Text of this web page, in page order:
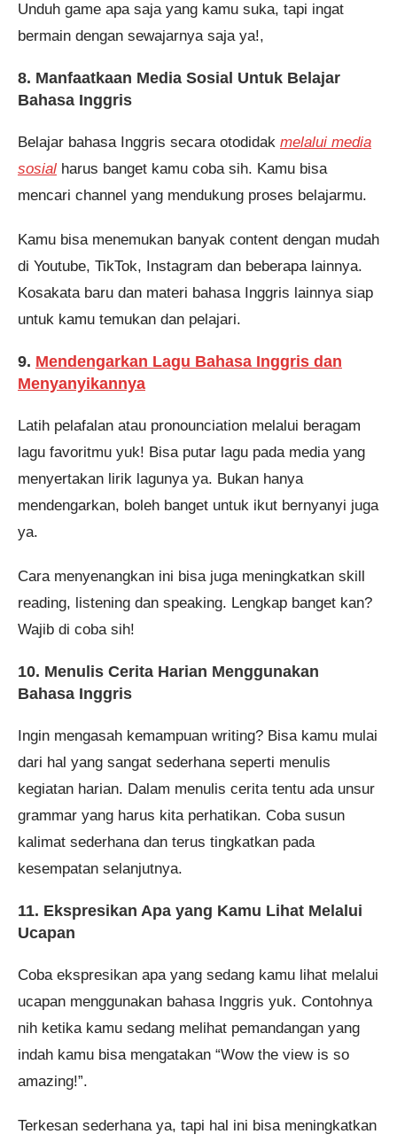
Unduh game apa saja yang kamu suka, tapi ingat
bermain dengan sewajarnya saja ya!,
8. Manfaatkaan Media Sosial Untuk Belajar
Bahasa Inggris
Belajar bahasa Inggris secara otodidak melalui media
sosial harus banget kamu coba sih. Kamu bisa
mencari channel yang mendukung proses belajarmu.
Kamu bisa menemukan banyak content dengan mudah
di Youtube, TikTok, Instagram dan beberapa lainnya.
Kosakata baru dan materi bahasa Inggris lainnya siap
untuk kamu temukan dan pelajari.
9. Mendengarkan Lagu Bahasa Inggris dan
Menyanyikannya
Latih pelafalan atau pronounciation melalui beragam
lagu favoritmu yuk! Bisa putar lagu pada media yang
menyertakan lirik lagunya ya. Bukan hanya
mendengarkan, boleh banget untuk ikut bernyanyi juga
ya.
Cara menyenangkan ini bisa juga meningkatkan skill
reading, listening dan speaking. Lengkap banget kan?
Wajib di coba sih!
10. Menulis Cerita Harian Menggunakan
Bahasa Inggris
Ingin mengasah kemampuan writing? Bisa kamu mulai
dari hal yang sangat sederhana seperti menulis
kegiatan harian. Dalam menulis cerita tentu ada unsur
grammar yang harus kita perhatikan. Coba susun
kalimat sederhana dan terus tingkatkan pada
kesempatan selanjutnya.
11. Ekspresikan Apa yang Kamu Lihat Melalui
Ucapan
Coba ekspresikan apa yang sedang kamu lihat melalui
ucapan menggunakan bahasa Inggris yuk. Contohnya
nih ketika kamu sedang melihat pemandangan yang
indah kamu bisa mengatakan “Wow the view is so
amazing!”.
Terkesan sederhana ya, tapi hal ini bisa meningkatkan